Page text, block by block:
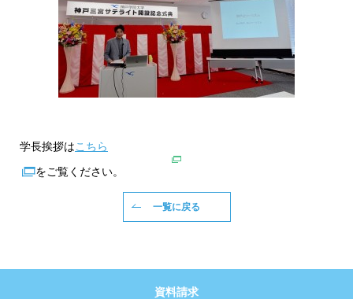
学長挨拶はこちら
をご覧ください。
一覧に戻る
資料請求